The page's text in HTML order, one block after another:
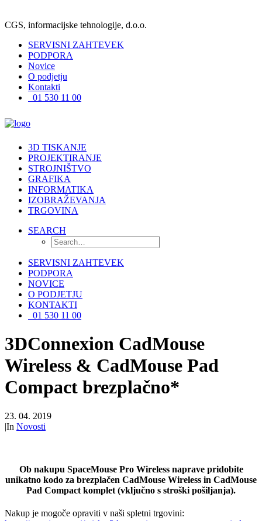
CGS, informacijske tehnologije, d.o.o.
SERVISNI ZAHTEVEK
PODPORA
Novice
O podjetju
Kontakti
01 530 11 00
3D TISKANJE
PROJEKTIRANJE
STROJNIŠTVO
GRAFIKA
INFORMATIKA
IZOBRAŽEVANJA
TRGOVINA
SEARCH
SERVISNI ZAHTEVEK
PODPORA
NOVICE
O PODJETJU
KONTAKTI
01 530 11 00
3DConnexion CadMouse
Wireless & CadMouse Pad
Compact brezplačno*
23. 04. 2019
|In Novosti
Ob nakupu SpaceMouse Pro Wireless naprave pridobite
unikatno kodo za brezplačen CadMouse Wireless in CadMouse
Pad Compact komplet (vključno s stroški pošiljanja).
Nakup je mogoče opraviti v naši spletni trgovini: